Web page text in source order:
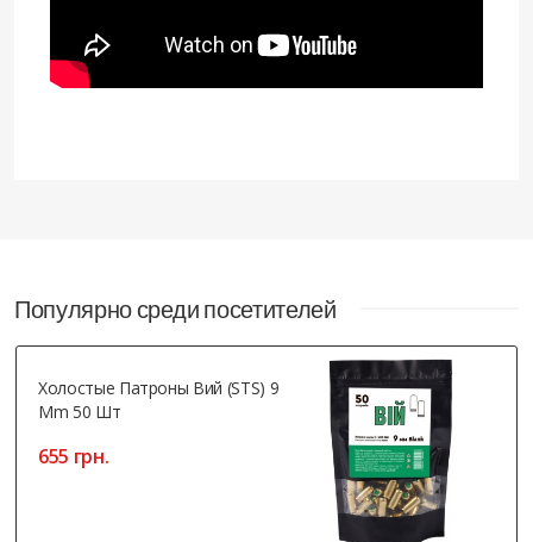
Популярно среди посетителей
Холостые Патроны Вий (STS) 9
Mm 50 Шт
655 грн.